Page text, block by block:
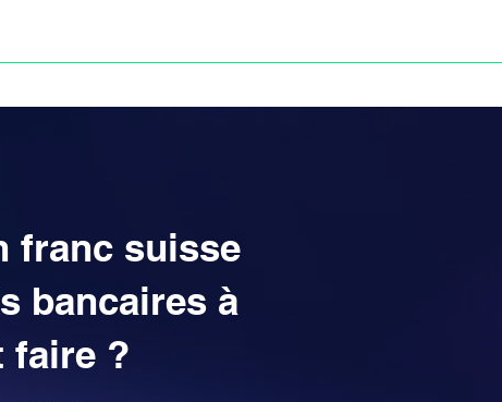
franc suisse
bancaires à
faire ?